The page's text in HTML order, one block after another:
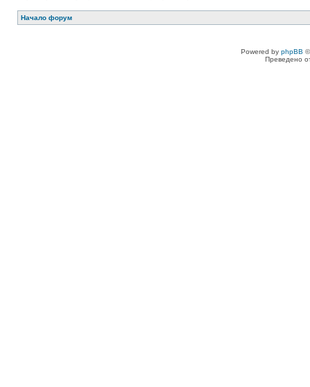
Начало форум
Powered by phpBB
Преведено